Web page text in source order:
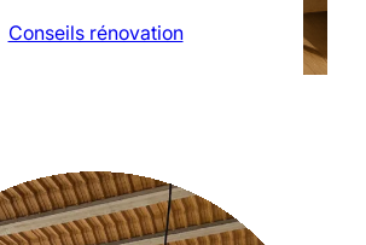
Conseils rénovation